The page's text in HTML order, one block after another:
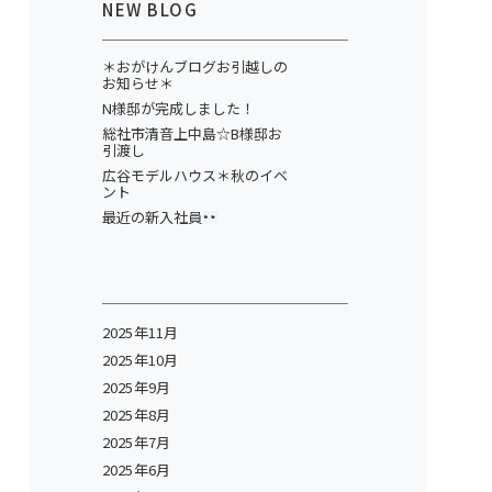
NEW BLOG
＊おがけんブログお引越しの
お知らせ＊
N様邸が完成しました！
総社市清音上中島☆B様邸お
引渡し
広谷モデルハウス＊秋のイベ
ント
最近の新入社員
2025年11月
2025年10月
2025年9月
2025年8月
2025年7月
2025年6月